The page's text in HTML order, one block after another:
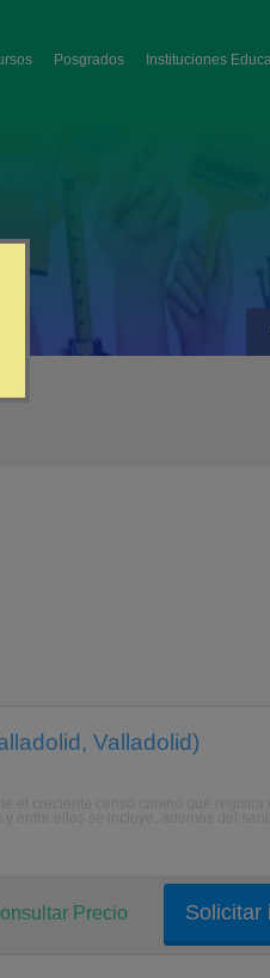
Posgrados Instituciones
Valladolid)
Solicitar
Precio